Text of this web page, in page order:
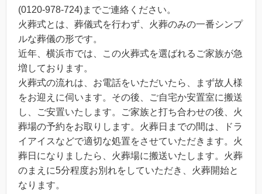
(0120-978-724)までご連絡ください。
火葬式とは、葬儀式を行わず、火葬のみの一番シンプ
ルな葬儀の形です。
近年、横浜市では、この火葬式を選ばれるご家族が急
増しております。
火葬式の流れは、お電話をいただいたら、まず故人様
をお迎えに伺います。その後、ご自宅か安置室に搬送
し、ご安置いたします。ご家族と打ち合わせの後、火
葬場の予約をお取りします。火葬日までの間は、ドラ
イアイスなどで適切な処置をさせていただきます。火
葬日になりましたら、火葬場に搬送いたします。火葬
のまえに5分程度お別れをしていただき、火葬開始と
なります。